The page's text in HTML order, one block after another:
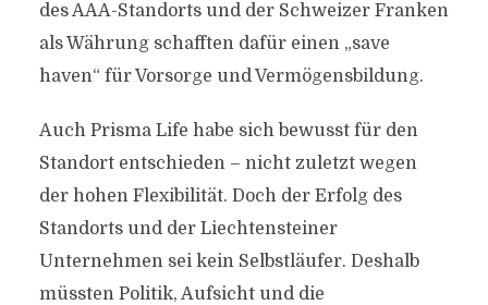
des AAA-Standorts und der Schweizer Franken
als Währung schafften dafür einen „save
haven“ für Vorsorge und Vermögensbildung.
Auch Prisma Life habe sich bewusst für den
Standort entschieden – nicht zuletzt wegen
der hohen Flexibilität. Doch der Erfolg des
Standorts und der Liechtensteiner
Unternehmen sei kein Selbstläufer. Deshalb
müssten Politik, Aufsicht und die